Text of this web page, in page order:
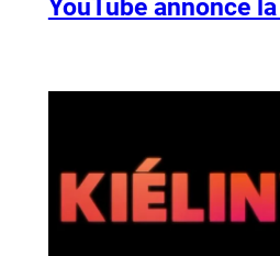
YouTube annonce